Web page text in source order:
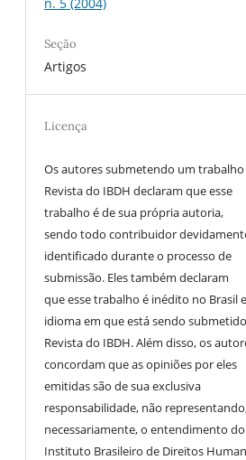
Seção
Artigos
Licença
Os autores submetendo um trabalho
Revista do IBDH declaram que esse
trabalho é de sua própria autoria,
sendo todo contribuidor
identificado durante o processo de
submissão. Eles também declaram
que esse trabalho é inédito no Brasil
idioma em que está sendo
Revista do IBDH. Além disso, os
concordam que as opiniões por eles
emitidas são de sua exclusiva
responsabilidade, não
necessariamente, o entendimento do
Instituto Brasileiro de Direitos